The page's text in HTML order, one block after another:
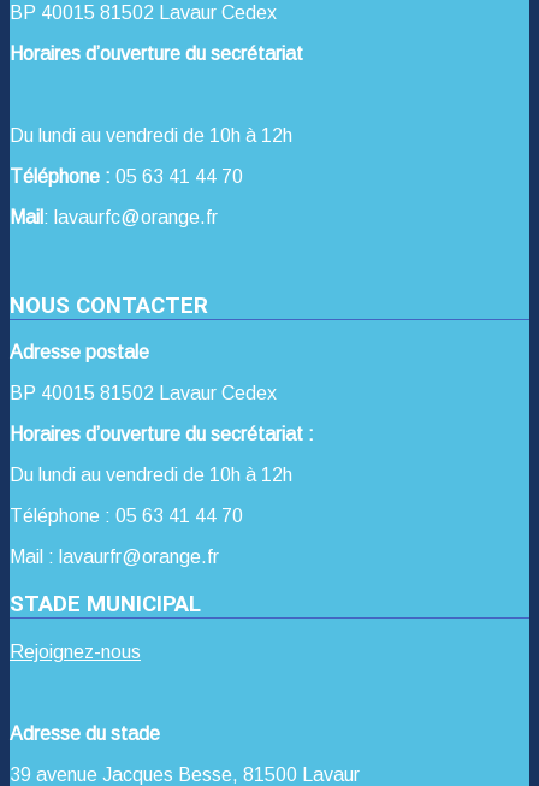
BP 40015 81502 Lavaur Cedex
Horaires d’ouverture du secrétariat
Du lundi au vendredi de 10h à 12h
Téléphone : 05 63 41 44 70
Mail : lavaurfc@orange.fr
NOUS CONTACTER
Adresse postale
BP 40015 81502 Lavaur Cedex
Horaires d’ouverture du secrétariat :
Du lundi au vendredi de 10h à 12h
Téléphone : 05 63 41 44 70
Mail : lavaurfr@orange.fr
STADE MUNICIPAL
Rejoignez-nous
Adresse du stade
39 avenue Jacques Besse, 81500 Lavaur